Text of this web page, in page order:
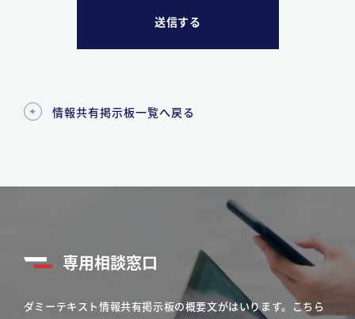
情報共有掲示板一覧へ戻る
専用相談窓口
ダミーテキスト情報共有掲示板の概要文がはいります。こちら